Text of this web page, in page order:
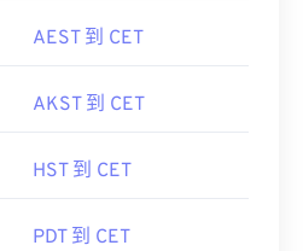
AEST 到 CET
AKST 到 CET
HST 到 CET
PDT 到 CET